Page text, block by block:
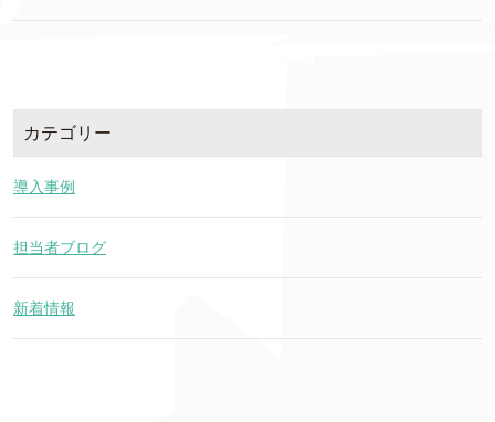
カテゴリー
導入事例
担当者ブログ
新着情報